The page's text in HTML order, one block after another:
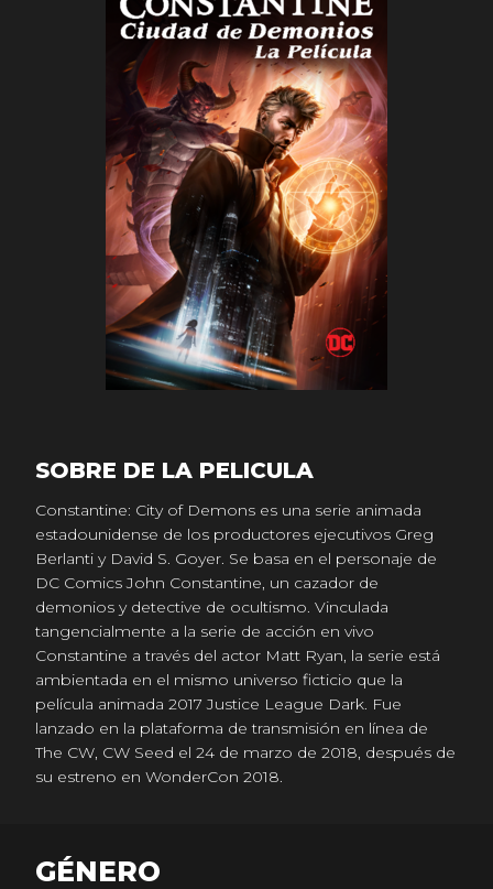
SOBRE DE LA PELICULA
Constantine: City of Demons es una serie animada
estadounidense de los productores ejecutivos Greg
Berlanti y David S. Goyer. Se basa en el personaje de
DC Comics John Constantine, un cazador de
demonios y detective de ocultismo. Vinculada
tangencialmente a la serie de acción en vivo
Constantine a través del actor Matt Ryan, la serie está
ambientada en el mismo universo ficticio que la
película animada 2017 Justice League Dark. Fue
lanzado en la plataforma de transmisión en línea de
The CW, CW Seed el 24 de marzo de 2018, después de
su estreno en WonderCon 2018.​
GÉNERO